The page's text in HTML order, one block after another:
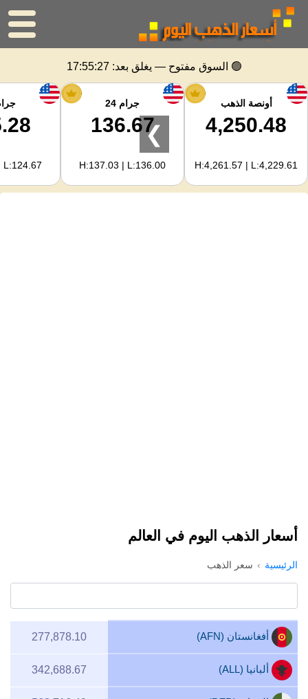
الرئيسية
سعر الذهب
اسعار الفضه
حاسبة الذهب
🟢 السوق مفتوح — يغلق بعد: 17:55:27
أونصة الذهب
4,250.48
H:4,261.57 | L:4,229.61
جرام 24
136.67
H:137.03 | L:136.00
L:124.67
❯
أسعار الذهب اليوم في العالم
الرئيسية سعر الذهب
أفغانستان (AFN) 277,878.10
ألبانيا (ALL) 342,688.67